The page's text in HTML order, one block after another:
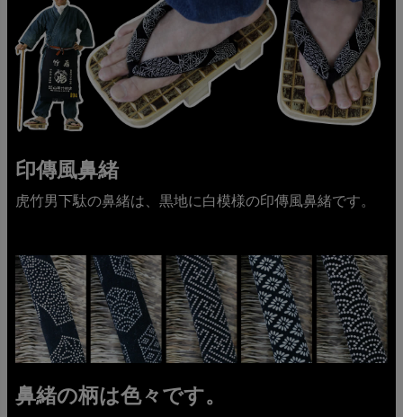
印傳風鼻緒
虎竹男下駄の鼻緒は、黒地に白模様の印傳風鼻緒です。
鼻緒の柄は色々です。